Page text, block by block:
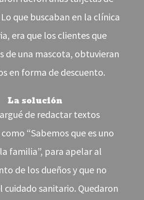
que buscaban en la clínica
era que los clientes que
de una mascota, obtuvieran
en forma de descuento.
La solución
de redactar textos
“Sabemos que es uno
familia”, para apelar al
de los dueños y que no
cuidado sanitario. Quedaron